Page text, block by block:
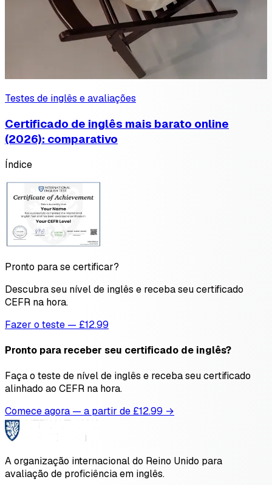
Testes de inglês e avaliações
Certificado de inglês mais barato online
(2026): comparativo
Índice
Pronto para se certificar?
Descubra seu nível de inglês e receba seu certificado
CEFR na hora.
Fazer o teste — £12.99
Pronto para receber seu certificado de inglês?
Faça o teste de nível de inglês e receba seu certificado
alinhado ao CEFR na hora.
Comece agora — a partir de £12.99 →
A organização internacional do Reino Unido para
avaliação de proficiência em inglês.